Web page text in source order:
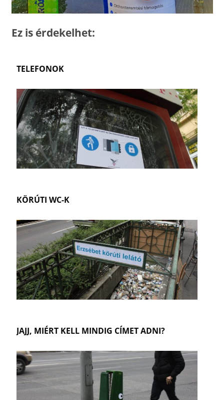
Ez is érdekelhet:
TELEFONOK
KÖRÚTI WC-K
JAJJ, MIÉRT KELL MINDIG CÍMET ADNI?